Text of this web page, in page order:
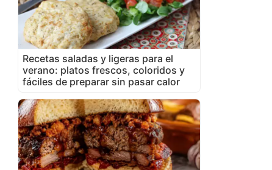
Recetas saladas y ligeras para el
verano: platos frescos, coloridos y
fáciles de preparar sin pasar calor